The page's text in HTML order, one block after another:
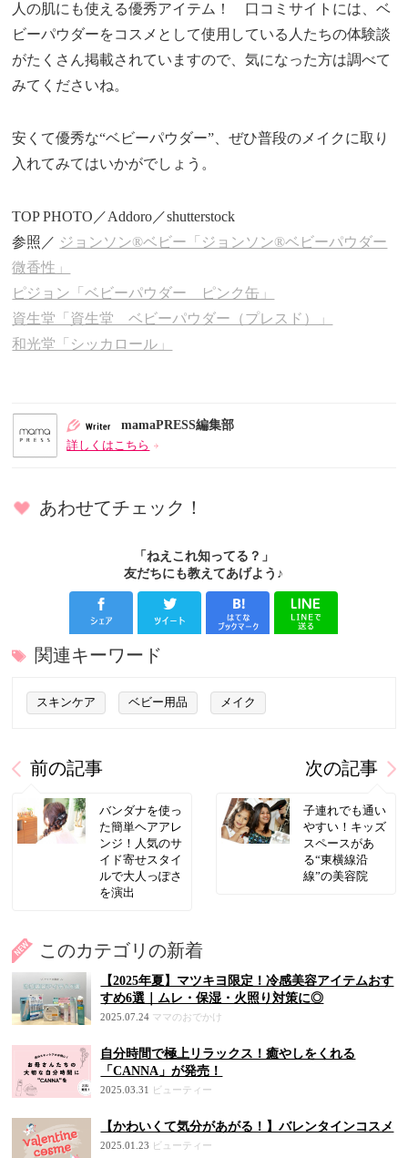
人の肌にも使える優秀アイテム！ 口コミサイトには、ベ
ビーパウダーをコスメとして使用している人たちの体験談
がたくさん掲載されていますので、気になった方は調べて
みてくださいね。
安くて優秀な“ベビーパウダー”、ぜひ普段のメイクに取り
入れてみてはいかがでしょう。
TOP PHOTO／Addoro／shutterstock
参照／ ジョンソン®ベビー「ジョンソン®ベビーパウダー
微香性」
ピジョン「ベビーパウダー ピンク缶」
資生堂「資生堂 ベビーパウダー（プレスド）」
和光堂「シッカロール」
mamaPRESS編集部
詳しくはこちら
あわせてチェック！
「ねえこれ知ってる？」
友だちにも教えてあげよう♪
関連キーワード
スキンケア ベビー用品 メイク
前の記事
バンダナを使っ
た簡単ヘアアレ
ンジ！人気のサ
イド寄せスタイ
ルで大人っぽさ
を演出
次の記事
子連れでも通い
やすい！キッズ
スペースがあ
る“東横線沿
線”の美容院
このカテゴリの新着
【2025年夏】マツキヨ限定！冷感美容アイテムおす
すめ6選｜ムレ・保湿・火照り対策に◎
2025.07.24 ママのおでかけ
自分時間で極上リラックス！癒やしをくれる
「CANNA」が発売！
2025.03.31 ビューティー
【かわいくて気分があがる！】バレンタインコスメ
2025.01.23 ビューティー